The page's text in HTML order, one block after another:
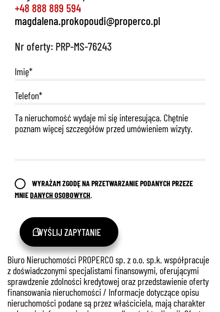
+48 888 889 594
magdalena.prokopoudi@properco.pl
Nr oferty: PRP-MS-76243
WYRAŻAM ZGODĘ NA PRZETWARZANIE PODANYCH PRZEZE
MNIEDANYCH OSOBOWYCH.
WYŚLIJ ZAPYTANIE
Biuro Nieruchomości PROPERCO sp. z o.o. sp.k. współpracuje
z doświadczonymi specjalistami finansowymi, oferującymi
sprawdzenie zdolności kredytowej oraz przedstawienie oferty
finansowania nieruchomości / Informacje dotyczące opisu
nieruchomości podane są przez właściciela, mają charakter